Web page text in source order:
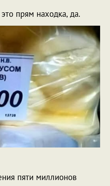
прям находка, да.
пяти миллионов